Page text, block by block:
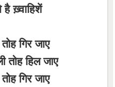
ख़्वाहिशें
गिर जाए
तोह हिल जाए
गिर जाए